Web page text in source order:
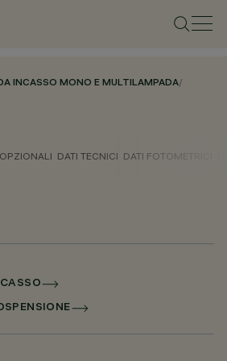
INCASSO MONO E MULTILAMPADA/
DATI TECNICI DATI FOTOMETRICI